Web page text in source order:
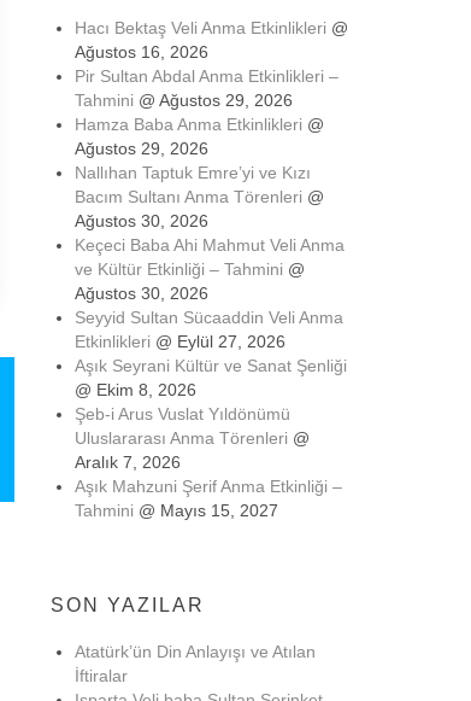
Hacı Bektaş Veli Anma Etkinlikleri @
Ağustos 16, 2026
Pir Sultan Abdal Anma Etkinlikleri –
Tahmini @ Ağustos 29, 2026
Hamza Baba Anma Etkinlikleri @
Ağustos 29, 2026
Nallıhan Taptuk Emre’yi ve Kızı
Bacım Sultanı Anma Törenleri @
Ağustos 30, 2026
Keçeci Baba Ahi Mahmut Veli Anma
ve Kültür Etkinliği – Tahmini @
Ağustos 30, 2026
Seyyid Sultan Sücaaddin Veli Anma
Etkinlikleri @ Eylül 27, 2026
Aşık Seyrani Kültür ve Sanat Şenliği
@ Ekim 8, 2026
Şeb-i Arus Vuslat Yıldönümü
Uluslararası Anma Törenleri @
Aralık 7, 2026
Aşık Mahzuni Şerif Anma Etkinliği –
Tahmini @ Mayıs 15, 2027
SON YAZILAR
Atatürk’ün Din Anlayışı ve Atılan
İftiralar